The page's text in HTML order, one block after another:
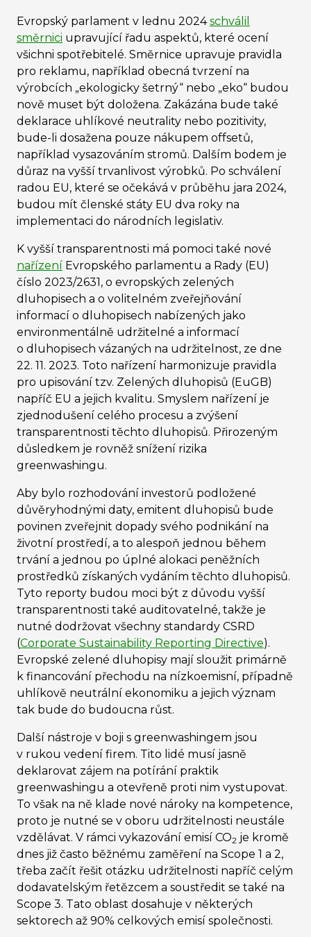
Evropský parlament v lednu 2024schválil
směrnici upravující řadu aspektů, které ocení
všichni spotřebitelé. Směrnice upravuje pravidla
pro reklamu, například obecná tvrzení na
výrobcích „ekologicky šetrný“ nebo „eko“ budou
nově muset být doložena. Zakázána bude také
deklarace uhlíkové neutrality nebo pozitivity,
bude-li dosažena pouze nákupem offsetů,
například vysazováním stromů. Dalším bodem je
důraz na vyšší trvanlivost výrobků. Po schválení
radou EU, které se očekává v průběhu jara 2024,
budou mít členské státy EU dva roky na
implementaci do národních legislativ.
K vyšší transparentnosti má pomoci také nové
nařízení Evropského parlamentu a Rady (EU)
číslo 2023/2631, o evropských zelených
dluhopisech a o volitelném zveřejňování
informací o dluhopisech nabízených jako
environmentálně udržitelné a informací
o dluhopisech vázaných na udržitelnost, ze dne
22. 11. 2023. Toto nařízení harmonizuje pravidla
pro upisování tzv. Zelených dluhopisů (EuGB)
napříč EU a jejich kvalitu. Smyslem nařízení je
zjednodušení celého procesu a zvýšení
transparentnosti těchto dluhopisů. Přirozeným
důsledkem je rovněž snížení rizika
greenwashingu.
Aby bylo rozhodování investorů podložené
důvěryhodnými daty, emitent dluhopisů bude
povinen zveřejnit dopady svého podnikání na
životní prostředí, a to alespoň jednou během
trvání a jednou po úplné alokaci peněžních
prostředků získaných vydáním těchto dluhopisů.
Tyto reporty budou moci být z důvodu vyšší
transparentnosti také auditovatelné, takže je
nutné dodržovat všechny standardy CSRD
(Corporate Sustainability Reporting Directive).
Evropské zelené dluhopisy mají sloužit primárně
k financování přechodu na nízkoemisní, případně
uhlíkově neutrální ekonomiku a jejich význam
tak bude do budoucna růst.
Další nástroje v boji s greenwashingem jsou
v rukou vedení firem. Tito lidé musí jasně
deklarovat zájem na potírání praktik
greenwashingu a otevřeně proti nim vystupovat.
To však na ně klade nové nároky na kompetence,
proto je nutné se v oboru udržitelnosti neustále
vzdělávat. V rámci vykazování emisí CO2 je kromě
dnes již často běžnému zaměření na Scope 1 a 2,
třeba začít řešit otázku udržitelnosti napříč celým
dodavatelským řetězcem a soustředit se také na
Scope 3. Tato oblast dosahuje v některých
sektorech až 90% celkových emisí společnosti.